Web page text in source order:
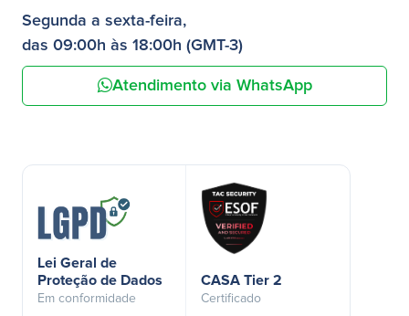
Segunda a sexta-feira,
das 09:00h às 18:00h (GMT-3)
Atendimento via WhatsApp
Lei Geral de
Proteção de Dados
Em conformidade
CASA Tier 2
Certificado